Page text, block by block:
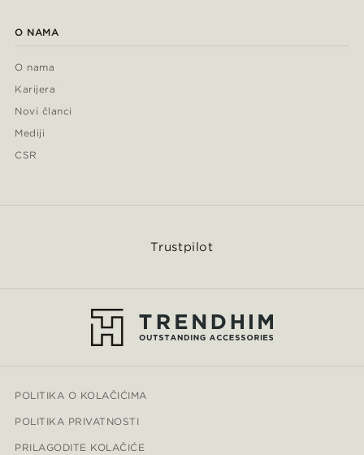
O NAMA
O nama
Karijera
Novi članci
Mediji
CSR
Trustpilot
POLITIKA O KOLAČIĆIMA
POLITIKA PRIVATNOSTI
PRILAGODITE KOLAČIĆE